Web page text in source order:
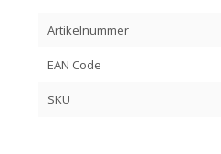
Artikelnummer
EAN Code
SKU